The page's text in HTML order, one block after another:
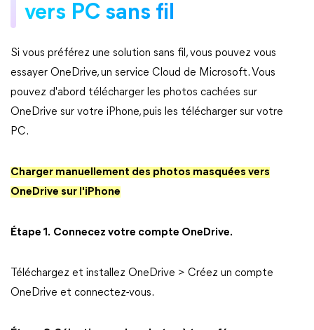
vers PC sans fil
Si vous préférez une solution sans fil, vous pouvez vous
essayer OneDrive, un service Cloud de Microsoft. Vous
pouvez d'abord télécharger les photos cachées sur
OneDrive sur votre iPhone, puis les télécharger sur votre
PC.
Charger manuellement des photos masquées vers
OneDrive sur l'iPhone
Étape 1. Connecez votre compte OneDrive.
Téléchargez et installez OneDrive > Créez un compte
OneDrive et connectez-vous.